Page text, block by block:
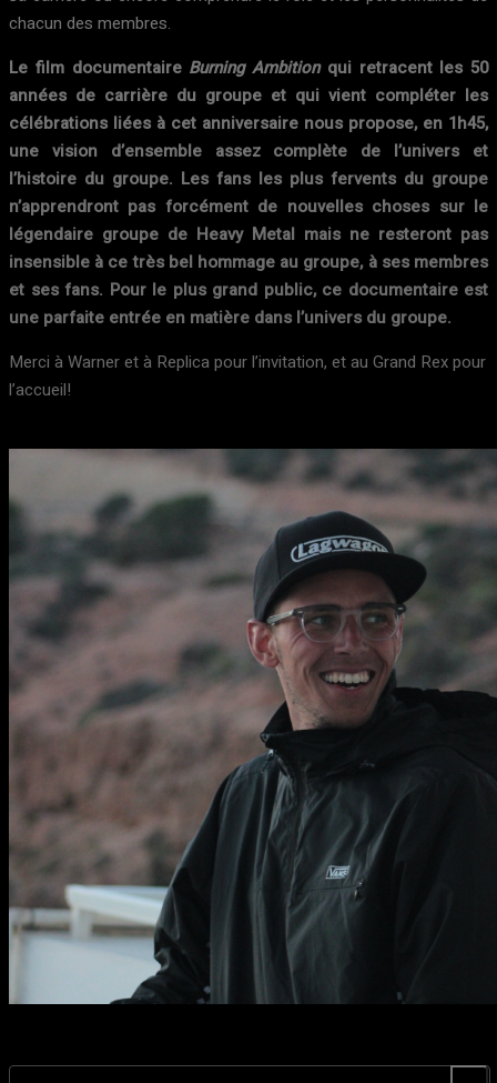
chacun des membres.
Le film documentaire Burning Ambition qui retracent les 50
années de carrière du groupe et qui vient compléter les
célébrations liées à cet anniversaire nous propose, en 1h45,
une vision d’ensemble assez complète de l’univers et
l’histoire du groupe. Les fans les plus fervents du groupe
n’apprendront pas forcément de nouvelles choses sur le
légendaire groupe de Heavy Metal mais ne resteront pas
insensible à ce très bel hommage au groupe, à ses membres
et ses fans. Pour le plus grand public, ce documentaire est
une parfaite entrée en matière dans l’univers du groupe.
Merci à Warner et à Replica pour l’invitation, et au Grand Rex pour
l’accueil!